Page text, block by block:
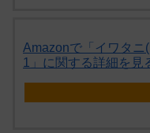
Amazonで「イワタニ
1」に関する詳細を見